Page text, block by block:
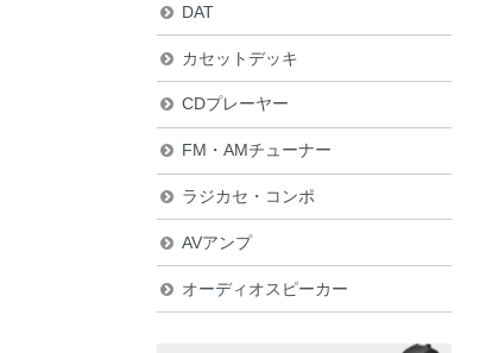
DAT
カセットデッキ
CDプレーヤー
FM・AMチューナー
ラジカセ・コンポ
AVアンプ
オーディオスピーカー